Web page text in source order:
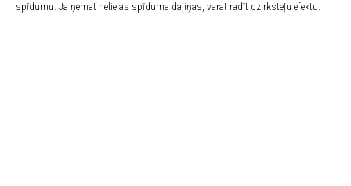
spīdumu. Ja ņemat nelielas spīduma daļiņas, varat radīt dzirksteļu efektu.